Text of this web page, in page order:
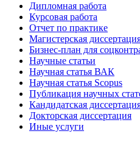
Дипломная работа
Курсовая работа
Отчет по практике
Магистерская
Бизнес-план для
Научные статьи
Научная статья ВАК
Научная статья Scopus
Публикация научных
Кандидатская
Докторская диссертация
Иные услуги